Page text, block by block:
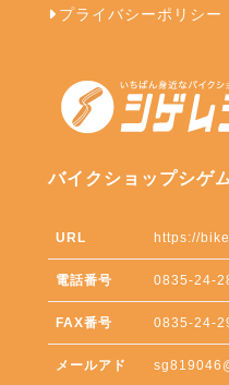
プライバシーポリシー
バイクショップシゲ
URL https://
電話番号 0835-24-
FAX番号 0835-24-
メールアド